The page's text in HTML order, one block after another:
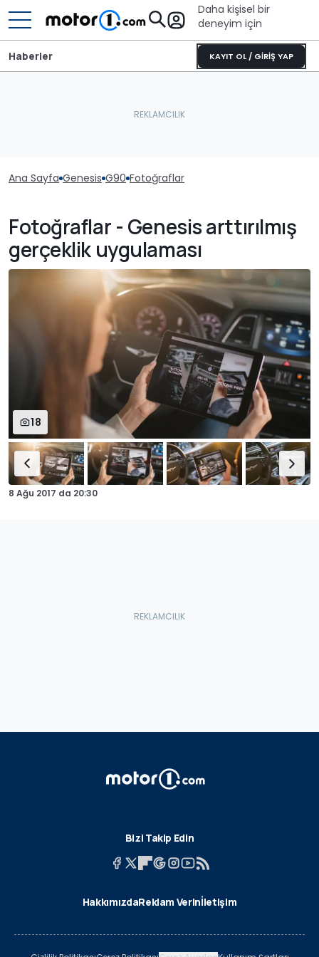
Daha kişisel bir
deneyim için
KAYIT OL / GİRİŞ YAP
Haberler
Ana Sayfa Genesis G90 Fotoğraflar
Fotoğraflar - Genesis arttırılmış
gerçeklik uygulaması
18
8 Ağu 2017 da 20:30
Bizi Takip Edin
HakkımızdaReklam Verinİletişim